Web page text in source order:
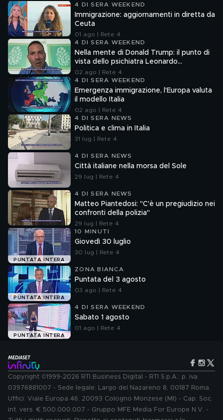
4 DI SERA WEEKEND
Immigrazione: aggiornamenti in diretta da
Ceuta
01 ago | Rete 4
4 DI SERA WEEKEND
Nella mente di Donald Trump: il punto di
vista dello psichiatra Leonardo
Mendolicchio
02 ago | Rete 4
4 DI SERA WEEKEND
Emergenza immigrazione, l'Europa valuta
il modello Italia
02 ago | Rete 4
4 DI SERA NEWS
Politica e clima in Italia
31 lug | Rete 4
4 DI SERA NEWS
Città italiane nella morsa del Sole
29 lug | Rete 4
4 DI SERA NEWS
Matteo Piantedosi: "C'è un pregiudizio nei
confronti della polizia"
29 lug | Rete 4
PUNTATA INTERA
10 MINUTI
Giovedì 30 luglio
30 lug | Rete 4
PUNTATA INTERA
ZONA BIANCA
Puntata del 3 agosto
03 ago | Rete 4
PUNTATA INTERA
4 DI SERA WEEKEND
Sabato 1 agosto
01 ago | Rete 4
Copyright ©1999-2026 RTI Business Digital - RTI S.p.A.: p. iva
03976881007 - Sede legale: Largo del Nazareno 8, 00187 Roma.
Uffici: Viale Europa 46, 20093 Cologno Monzese (MI) - Cap. Soc.
int. vers. € 500.000.007 - Gruppo MFE Media For Europe N.V. -